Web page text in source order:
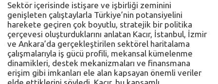
Sektör içerisinde istişare ve işbirliği zeminini
genişleten çalıştaylarla Türkiye’nin potansiyelini
harekete geçiren çok boyutlu, stratejik bir politika
çerçevesi oluşturduklarını anlatan Kacır, İstanbul, İzmir
ve Ankara’da gerçekleştirilen sektörel haritalama
çalışmalarıyla iş gücü profili, mekansal kümelenme
dinamikleri, destek mekanizmaları ve finansmana
erişim gibi imkanları ele alan kapsayan önemli veriler